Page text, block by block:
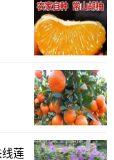
，土壤要保证疏
些泥炭土或者是河
些生根粉，这样可
，土壤要保证疏
莲